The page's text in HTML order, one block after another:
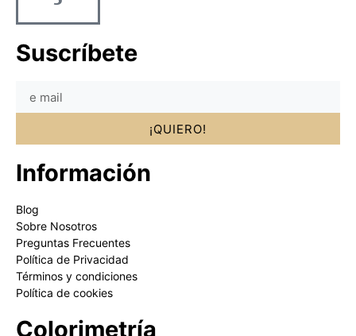
Suscríbete
¡QUIERO!
Información
Blog
Sobre Nosotros
Preguntas Frecuentes
Política de Privacidad
Términos y condiciones
Política de cookies
Colorimetría